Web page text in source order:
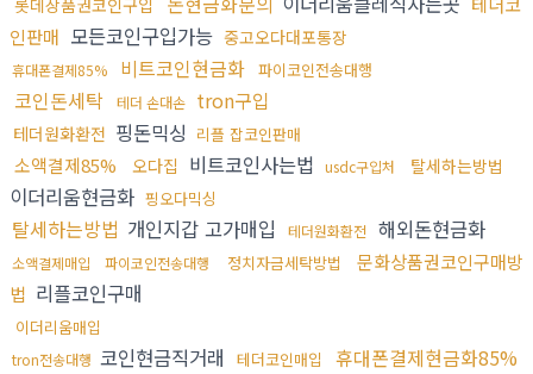
롯데상품권코인구입
인판매 모든코인구입가능 중고오다대포통장
휴대폰결제85% 비트코인현금화 파이코인전송대행
코인돈세탁 테더 손대손 tron구입
테더원화환전 핑돈믹싱 리플 잡코인판매
소액결제85% 오다집 비트코인사는법 usdc구입처 탈세하는방법
이더리움현금화 핑오다믹싱
탈세하는방법 개인지갑 고가매입 테더원화환전 해외돈현금화
소액결제매입 파이코인전송대행 정치자금세탁방법
문화상품권코인구매방
법 리플코인구매
이더리움매입
tron전송대행 코인현금직거래 테더코인매입
휴대폰결제현금화85%